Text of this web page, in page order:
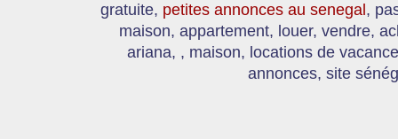
gratuite, petites annonces au senegal ,
maison, appartement, louer, vendre,
ariana, , maison, locations de
annonces, site